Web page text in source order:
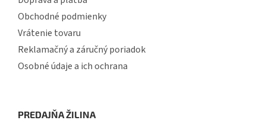
Obchodné podmienky
Vrátenie tovaru
Reklamačný a záručný poriadok
Osobné údaje a ich ochrana
PREDAJŇA ŽILINA